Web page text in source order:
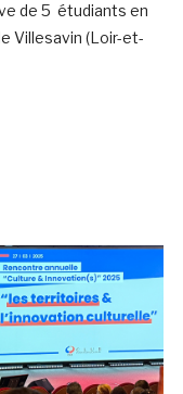
de 5 étudiants en
Villesavin (Loir-et-